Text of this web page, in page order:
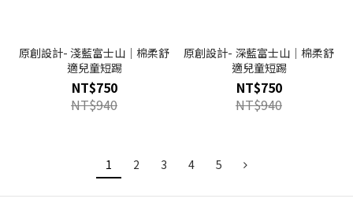
原創設計- 淺藍富士山｜棉柔舒
適兒童短踢
NT$750
NT$940
原創設計- 深藍富士山｜棉柔舒
適兒童短踢
NT$750
NT$940
1 2 3 4 5